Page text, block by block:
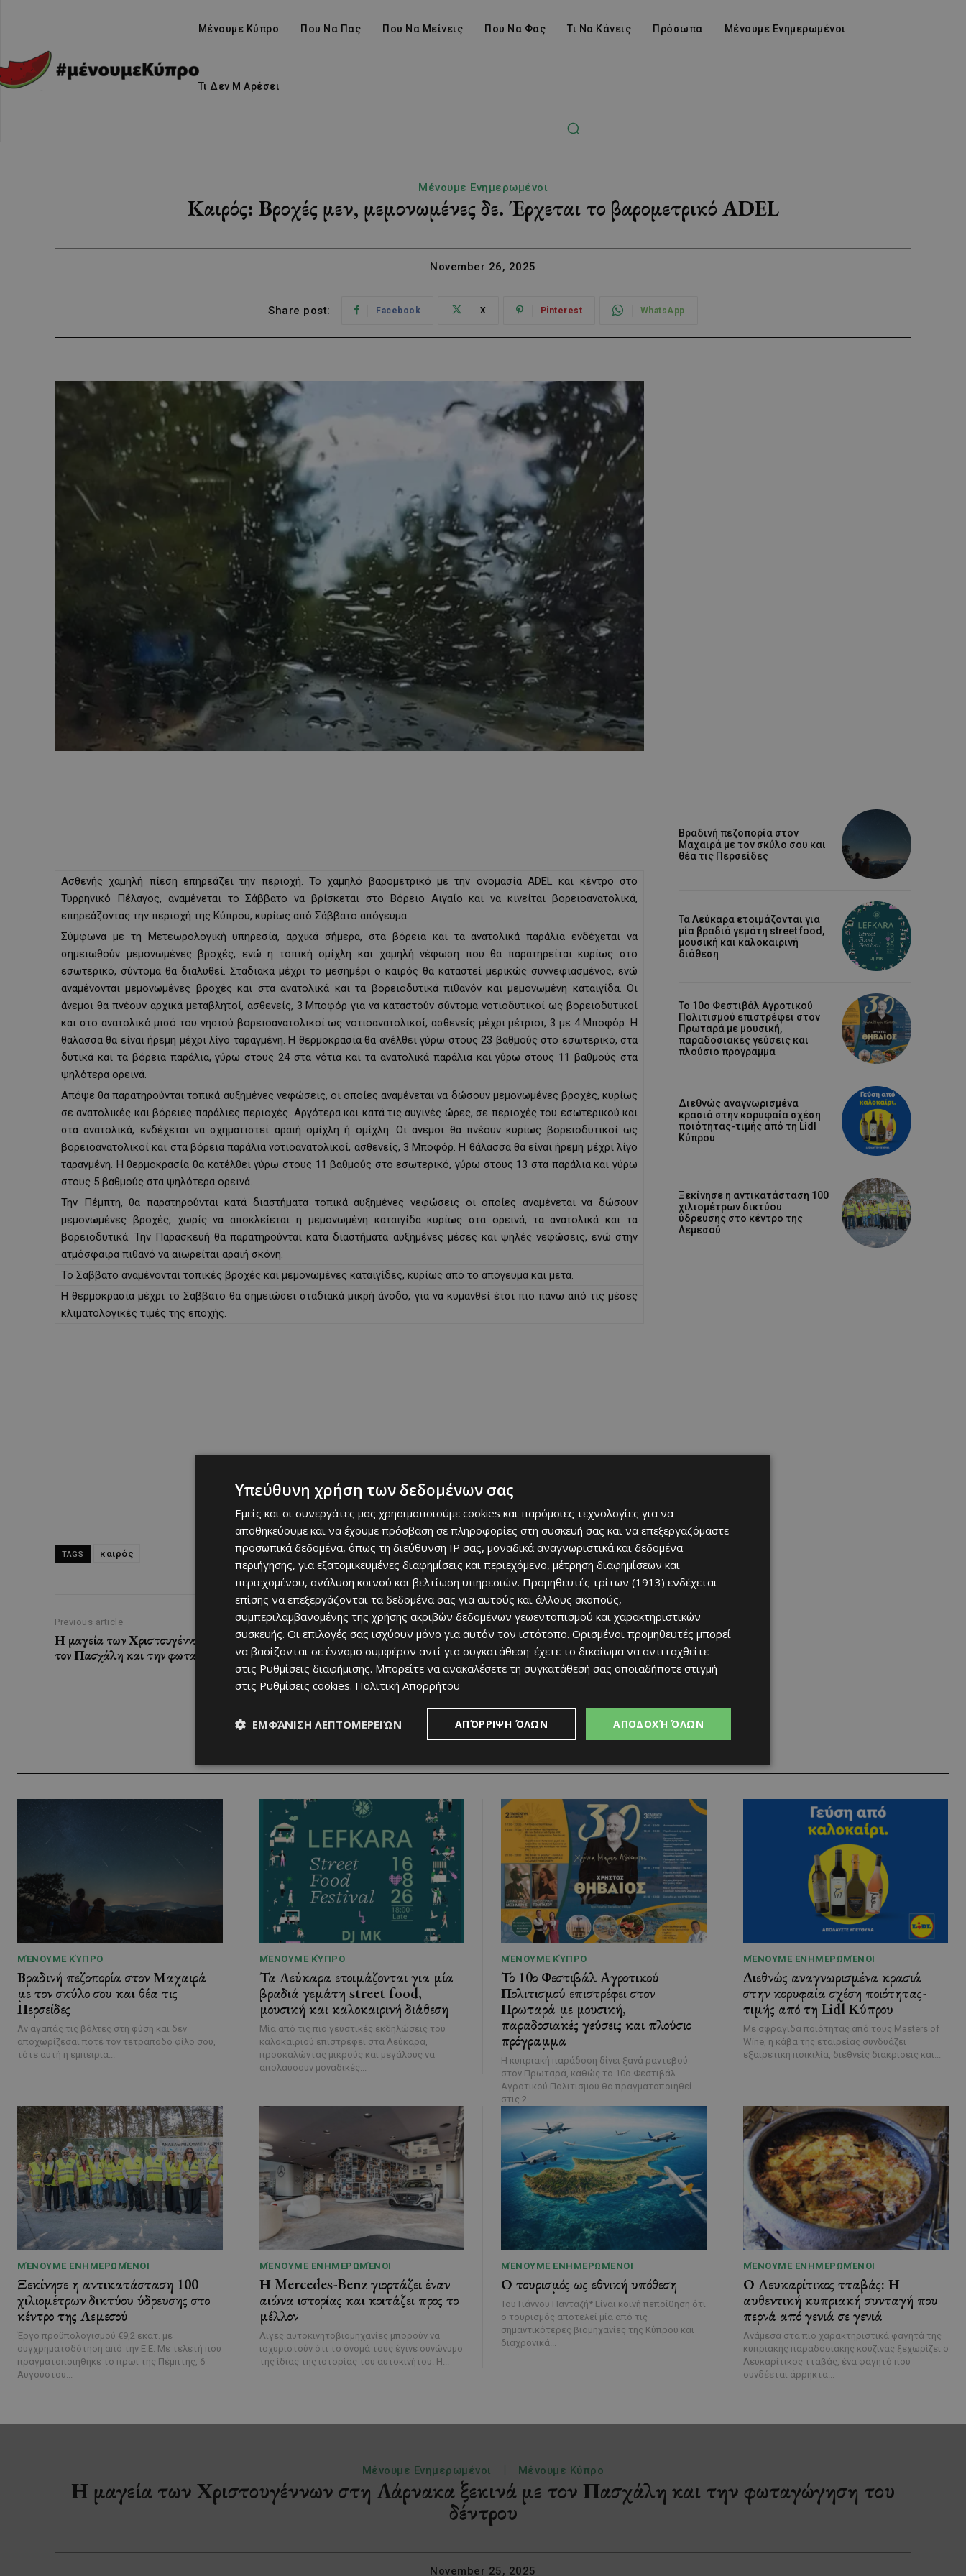
Μένουμε Κύπρο Που Να Πας Που Να Μείνεις Που Να Φας Τι Να Κάνεις Πρόσωπα Μένουμε Ενημερωμένοι
Τι Δεν Μ Αρέσει
Μένουμε Ενημερωμένοι
Καιρός: Βροχές μεν, μεμονωμένες δε. Έρχεται το βαρομετρικό ADEL
November 26, 2025
Share post: Facebook X Pinterest WhatsApp
Ασθενής χαμηλή πίεση επηρεάζει την περιοχή. Το χαμηλό βαρομετρικό με την ονομασία ADEL και κέντρο στο
Τυρρηνικό Πέλαγος, αναμένεται το Σάββατο να βρίσκεται στο Βόρειο Αιγαίο και να κινείται βορειοανατολικά,
επηρεάζοντας την περιοχή της Κύπρου, κυρίως από Σάββατο απόγευμα.
Σύμφωνα με τη Μετεωρολογική υπηρεσία, αρχικά σήμερα, στα βόρεια και τα ανατολικά παράλια ενδέχεται να
σημειωθούν μεμονωμένες βροχές, ενώ η τοπική ομίχλη και χαμηλή νέφωση που θα παρατηρείται κυρίως στο
εσωτερικό, σύντομα θα διαλυθεί. Σταδιακά μέχρι το μεσημέρι ο καιρός θα καταστεί μερικώς συννεφιασμένος, ενώ
αναμένονται μεμονωμένες βροχές και στα ανατολικά και τα βορειοδυτικά πιθανόν και μεμονωμένη καταιγίδα. Οι
άνεμοι θα πνέουν αρχικά μεταβλητοί, ασθενείς, 3 Μποφόρ για να καταστούν σύντομα νοτιοδυτικοί ως βορειοδυτικοί
και στο ανατολικό μισό του νησιού βορειοανατολικοί ως νοτιοανατολικοί, ασθενείς μέχρι μέτριοι, 3 με 4 Μποφόρ. Η
θάλασσα θα είναι ήρεμη μέχρι λίγο ταραγμένη. Η θερμοκρασία θα ανέλθει γύρω στους 23 βαθμούς στο εσωτερικό, στα
δυτικά και τα βόρεια παράλια, γύρω στους 24 στα νότια και τα ανατολικά παράλια και γύρω στους 11 βαθμούς στα
ψηλότερα ορεινά.
Απόψε θα παρατηρούνται τοπικά αυξημένες νεφώσεις, οι οποίες αναμένεται να δώσουν μεμονωμένες βροχές, κυρίως
σε ανατολικές και βόρειες παράλιες περιοχές. Αργότερα και κατά τις αυγινές ώρες, σε περιοχές του εσωτερικού και
στα ανατολικά, ενδέχεται να σχηματιστεί αραιή ομίχλη ή ομίχλη. Οι άνεμοι θα πνέουν κυρίως βορειοδυτικοί ως
βορειοανατολικοί και στα βόρεια παράλια νοτιοανατολικοί, ασθενείς, 3 Μποφόρ. Η θάλασσα θα είναι ήρεμη μέχρι λίγο
ταραγμένη. Η θερμοκρασία θα κατέλθει γύρω στους 11 βαθμούς στο εσωτερικό, γύρω στους 13 στα παράλια και γύρω
στους 5 βαθμούς στα ψηλότερα ορεινά.
Την Πέμπτη, θα παρατηρούνται κατά διαστήματα τοπικά αυξημένες νεφώσεις οι οποίες αναμένεται να δώσουν
μεμονωμένες βροχές, χωρίς να αποκλείεται η μεμονωμένη καταιγίδα κυρίως στα ορεινά, τα ανατολικά και τα
βορειοδυτικά. Την Παρασκευή θα παρατηρούνται κατά διαστήματα αυξημένες μέσες και ψηλές νεφώσεις, ενώ στην
ατμόσφαιρα πιθανό να αιωρείται αραιή σκόνη.
Το Σάββατο αναμένονται τοπικές βροχές και μεμονωμένες καταιγίδες, κυρίως από το απόγευμα και μετά.
Η θερμοκρασία μέχρι το Σάββατο θα σημειώσει σταδιακά μικρή άνοδο, για να κυμανθεί έτσι πιο πάνω από τις μέσες
κλιματολογικές τιμές της εποχής.
TAGS καιρός
Previous article
Η μαγεία των Χριστουγέννων στη Λάρνακα ξεκινά με
τον Πασχάλη και την φωταγώγηση του δέντρου
Next article
Η Νέα Συλλογή “Nutcracker Christmas” από το
Columbia Confectionery: Όπου η Μαγεία Γίνεται
Γεύση
Βραδινή πεζοπορία στον
Μαχαιρά με τον σκύλο σου και
θέα τις Περσείδες
Τα Λεύκαρα ετοιμάζονται για
μία βραδιά γεμάτη street food,
μουσική και καλοκαιρινή
διάθεση
Το 10ο Φεστιβάλ Αγροτικού
Πολιτισμού επιστρέφει στον
Πρωταρά με μουσική,
παραδοσιακές γεύσεις και
πλούσιο πρόγραμμα
Διεθνώς αναγνωρισμένα
κρασιά στην κορυφαία σχέση
ποιότητας-τιμής από τη Lidl
Κύπρου
Ξεκίνησε η αντικατάσταση 100
χιλιομέτρων δικτύου
ύδρευσης στο κέντρο της
Λεμεσού
ΜΈΝΟΥΜΕ ΚΎΠΡΟ
Βραδινή πεζοπορία στον Μαχαιρά
με τον σκύλο σου και θέα τις
Περσείδες
Αν αγαπάς τις βόλτες στη φύση και δεν
αποχωρίζεσαι ποτέ τον τετράποδο φίλο σου,
τότε αυτή η εμπειρία...
ΜΈΝΟΥΜΕ ΚΎΠΡΟ
Τα Λεύκαρα ετοιμάζονται για μία
βραδιά γεμάτη street food,
μουσική και καλοκαιρινή διάθεση
Μία από τις πιο γευστικές εκδηλώσεις του
καλοκαιριού επιστρέφει στα Λεύκαρα,
προσκαλώντας μικρούς και μεγάλους να
απολαύσουν μοναδικές...
ΜΈΝΟΥΜΕ ΚΎΠΡΟ
Το 10ο Φεστιβάλ Αγροτικού
Πολιτισμού επιστρέφει στον
Πρωταρά με μουσική,
παραδοσιακές γεύσεις και πλούσιο
πρόγραμμα
Η κυπριακή παράδοση δίνει ξανά ραντεβού
στον Πρωταρά, καθώς το 10ο Φεστιβάλ
Αγροτικού Πολιτισμού θα πραγματοποιηθεί
στις 2...
ΜΈΝΟΥΜΕ ΕΝΗΜΕΡΩΜΈΝΟΙ
Διεθνώς αναγνωρισμένα κρασιά
στην κορυφαία σχέση ποιότητας-
τιμής από τη Lidl Κύπρου
Με σφραγίδα ποιότητας από τους Masters of
Wine, η κάβα της εταιρείας συνδυάζει
εξαιρετική ποικιλία, διεθνείς διακρίσεις και...
ΜΈΝΟΥΜΕ ΕΝΗΜΕΡΩΜΈΝΟΙ
Ξεκίνησε η αντικατάσταση 100
χιλιομέτρων δικτύου ύδρευσης στο
κέντρο της Λεμεσού
Έργο προϋπολογισμού €9,2 εκατ. με
συγχρηματοδότηση από την Ε.Ε. Με τελετή που
πραγματοποιήθηκε το πρωί της Πέμπτης, 6
Αυγούστου...
ΜΈΝΟΥΜΕ ΕΝΗΜΕΡΩΜΈΝΟΙ
Η Mercedes-Benz γιορτάζει έναν
αιώνα ιστορίας και κοιτάζει προς το
μέλλον
Λίγες αυτοκινητοβιομηχανίες μπορούν να
ισχυριστούν ότι το όνομά τους έγινε συνώνυμο
της ίδιας της ιστορίας του αυτοκινήτου. Η...
ΜΈΝΟΥΜΕ ΕΝΗΜΕΡΩΜΈΝΟΙ
Ο τουρισμός ως εθνική υπόθεση
Του Γιάννου Πανταζή* Είναι κοινή πεποίθηση ότι
ο τουρισμός αποτελεί μία από τις
σημαντικότερες βιομηχανίες της Κύπρου και
διαχρονικά...
ΜΈΝΟΥΜΕ ΕΝΗΜΕΡΩΜΈΝΟΙ
Ο Λευκαρίτικος τταβάς: Η
αυθεντική κυπριακή συνταγή που
περνά από γενιά σε γενιά
Ανάμεσα στα πιο χαρακτηριστικά φαγητά της
κυπριακής παραδοσιακής κουζίνας ξεχωρίζει ο
Λευκαρίτικος τταβάς, ένα φαγητό που
συνδέεται άρρηκτα...
Υπεύθυνη χρήση των δεδομένων σας
Εμείς και οι συνεργάτες μας χρησιμοποιούμε cookies και παρόμοιες τεχνολογίες για να
αποθηκεύουμε και να έχουμε πρόσβαση σε πληροφορίες στη συσκευή σας και να επεξεργαζόμαστε
προσωπικά δεδομένα, όπως τη διεύθυνση IP σας, μοναδικά αναγνωριστικά και δεδομένα
περιήγησης, για εξατομικευμένες διαφημίσεις και περιεχόμενο, μέτρηση διαφημίσεων και
περιεχομένου, ανάλυση κοινού και βελτίωση υπηρεσιών. Προμηθευτές τρίτων (1913) ενδέχεται
επίσης να επεξεργάζονται τα δεδομένα σας για αυτούς και άλλους σκοπούς,
συμπεριλαμβανομένης της χρήσης ακριβών δεδομένων γεωεντοπισμού και χαρακτηριστικών
συσκευής. Οι επιλογές σας ισχύουν μόνο για αυτόν τον ιστότοπο. Ορισμένοι προμηθευτές μπορεί
να βασίζονται σε έννομο συμφέρον αντί για συγκατάθεση· έχετε το δικαίωμα να αντιταχθείτε
στις Ρυθμίσεις διαφήμισης. Μπορείτε να ανακαλέσετε τη συγκατάθεσή σας οποιαδήποτε στιγμή
στις Ρυθμίσεις cookies. Πολιτική Απορρήτου
ΑΠΟΔΟΧΉ ΌΛΩΝ
ΑΠΌΡΡΙΨΗ ΌΛΩΝ
ΕΜΦΆΝΙΣΗ ΛΕΠΤΟΜΕΡΕΙΏΝ